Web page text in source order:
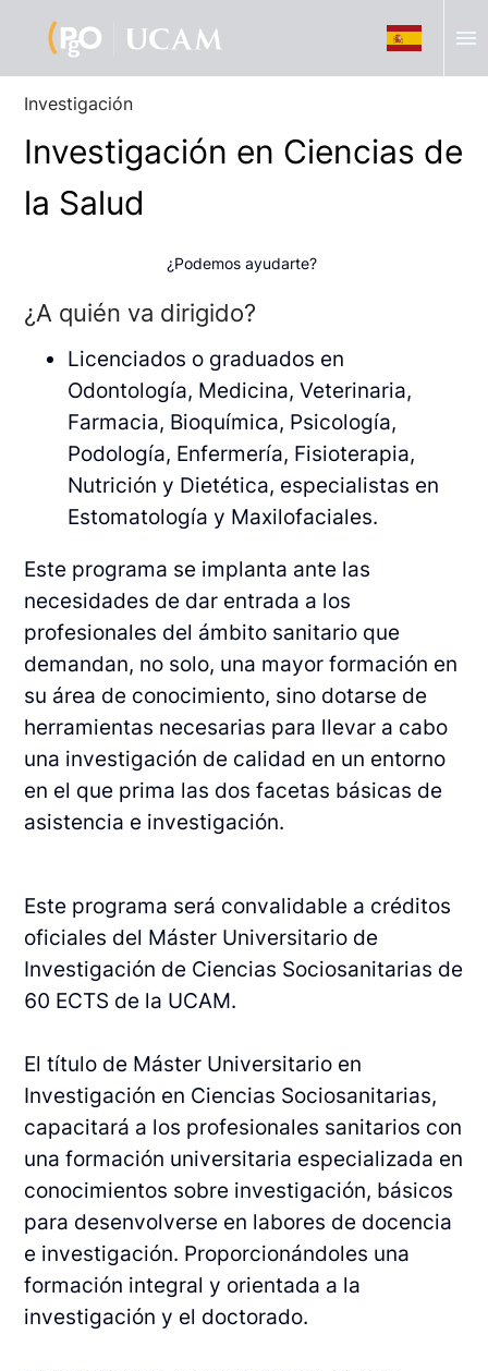
menu
Investigación
Investigación en Ciencias de
la Salud
¿Podemos ayudarte?
¿A quién va dirigido?
Licenciados o graduados en
Odontología, Medicina, Veterinaria,
Farmacia, Bioquímica, Psicología,
Podología, Enfermería, Fisioterapia,
Nutrición y Dietética, especialistas en
Estomatología y Maxilofaciales.
Este programa se implanta ante las
necesidades de dar entrada a los
profesionales del ámbito sanitario que
demandan, no solo, una mayor formación en
su área de conocimiento, sino dotarse de
herramientas necesarias para llevar a cabo
una investigación de calidad en un entorno
en el que prima las dos facetas básicas de
asistencia e investigación.
Este programa será convalidable a créditos
oficiales del Máster Universitario de
Investigación de Ciencias Sociosanitarias de
60 ECTS de la UCAM.
El título de Máster Universitario en
Investigación en Ciencias Sociosanitarias,
capacitará a los profesionales sanitarios con
una formación universitaria especializada en
conocimientos sobre investigación, básicos
para desenvolverse en labores de docencia
e investigación. Proporcionándoles una
formación integral y orientada a la
investigación y el doctorado.